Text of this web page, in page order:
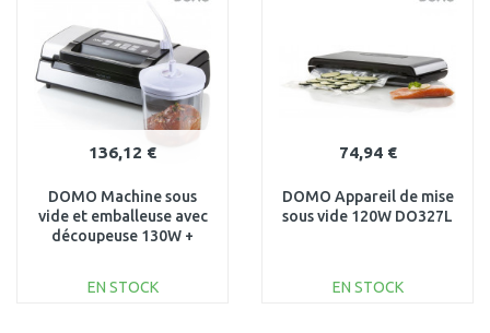
136,12 €
DOMO Machine sous
vide et emballeuse avec
découpeuse 130W +
EN STOCK
74,94 €
DOMO Appareil de mise
sous vide 120W DO327L
EN STOCK